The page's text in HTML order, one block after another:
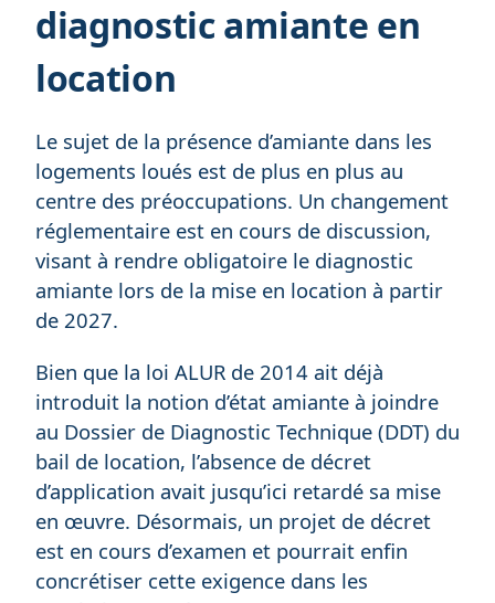
diagnostic amiante en
location
Le sujet de la présence d’amiante dans les
logements loués est de plus en plus au
centre des préoccupations. Un changement
réglementaire est en cours de discussion,
visant à rendre obligatoire le diagnostic
amiante lors de la mise en location à partir
de 2027.
Bien que la loi ALUR de 2014 ait déjà
introduit la notion d’état amiante à joindre
au Dossier de Diagnostic Technique (DDT) du
bail de location, l’absence de décret
d’application avait jusqu’ici retardé sa mise
en œuvre. Désormais, un projet de décret
est en cours d’examen et pourrait enfin
concrétiser cette exigence dans les